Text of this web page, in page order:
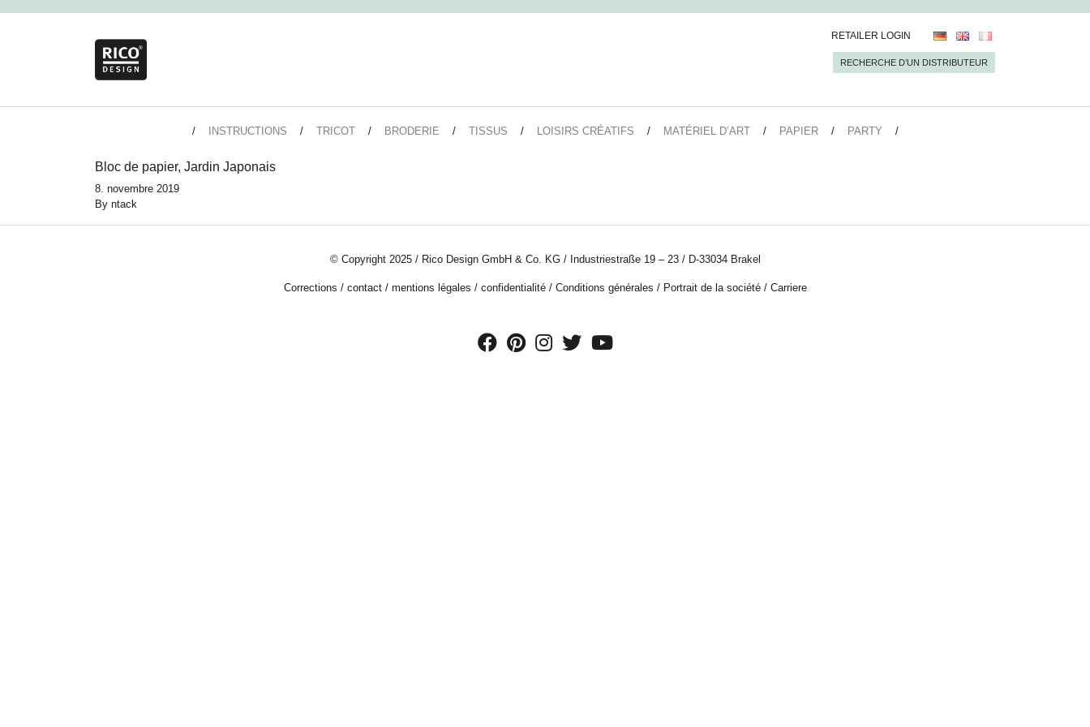
RETAILER LOGIN
RECHERCHE D’UN DISTRIBUTEUR
INSTRUCTIONS TRICOT BRODERIE TISSUS LOISIRS CRÉATIFS MATÉRIEL D’ART PAPIER PARTY
Bloc de papier, Jardin Japonais
8. novembre 2019
By ntack
© Copyright 2025 / Rico Design GmbH & Co. KG / Industriestraße 19 – 23 / D-33034 Brakel
Corrections / contact/ mentions légales / confidentialité/ Conditions générales / Portrait de la société/ Carriere